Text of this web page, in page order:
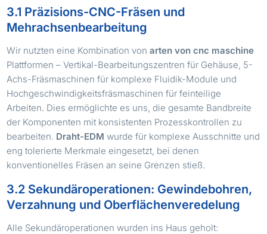
3.1 Präzisions-CNC-Fräsen und
Mehrachsenbearbeitung
Wir nutzten eine Kombination vonarten von cnc maschine
Plattformen – Vertikal-Bearbeitungszentren für Gehäuse, 5-
Achs-Fräsmaschinen für komplexe Fluidik-Module und
Hochgeschwindigkeitsfräsmaschinen für feinteilige
Arbeiten. Dies ermöglichte es uns, die gesamte Bandbreite
der Komponenten mit konsistenten Prozesskontrollen zu
bearbeiten. Draht-EDM wurde für komplexe Ausschnitte und
eng tolerierte Merkmale eingesetzt, bei denen
konventionelles Fräsen an seine Grenzen stieß.
3.2 Sekundäroperationen: Gewindebohren,
Verzahnung und Oberflächenveredelung
Alle Sekundäroperationen wurden ins Haus geholt: